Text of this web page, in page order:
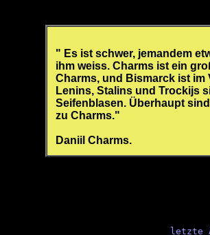
" Es ist schwer, jemandem
ihm weiss. Charms ist ein
Charms, und Bismarck ist im
Lenins, Stalins und Trockijs
Seifenblasen. Überhaupt
zu Charms."
Daniil Charms.
letzte